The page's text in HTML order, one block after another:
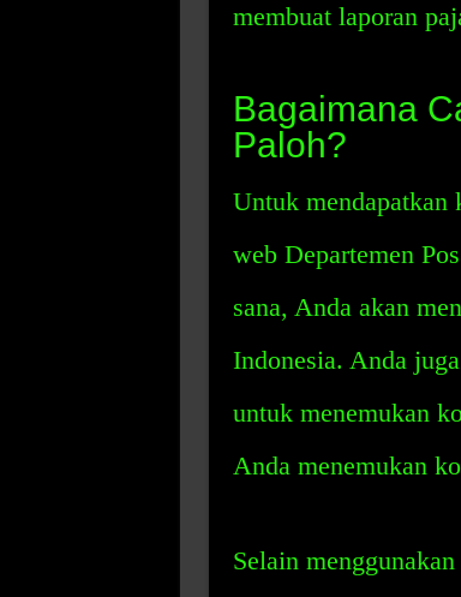
membuat laporan
Bagaimana
Paloh?
Untuk mendapatkan
web Departemen
sana, Anda akan
Indonesia. Anda
untuk menemukan
Anda menemukan
Selain